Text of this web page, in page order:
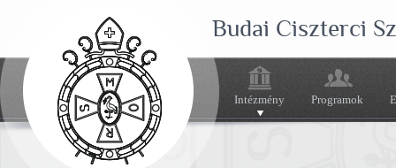
Budai Ciszterci
Intézmény Programok